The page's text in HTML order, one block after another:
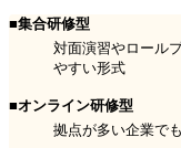
■集合研修型
対面演習やロール
やすい形式
■オンライン研修型
拠点が多い企業で